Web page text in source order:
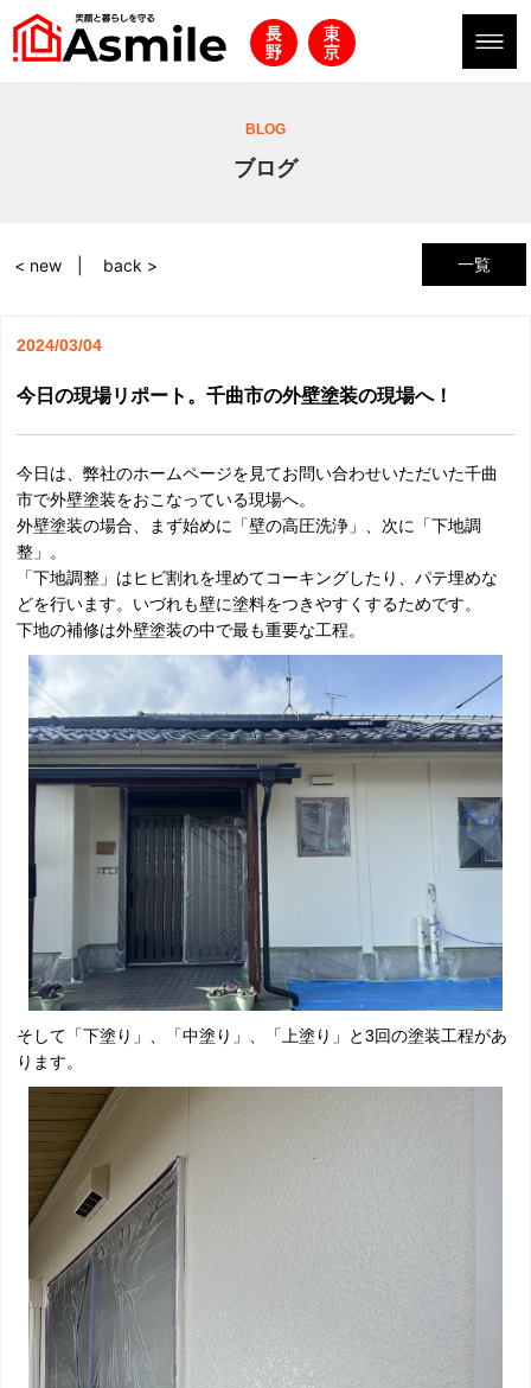
BLOG
ブログ
一覧
< new back >
2024/03/04
今日の現場リポート。千曲市の外壁塗装の現場へ！
今日は、弊社のホームページを見てお問い合わせいただいた千曲
市で外壁塗装をおこなっている現場へ。
外壁塗装の場合、まず始めに「壁の高圧洗浄」、次に「下地調
整」。
「下地調整」はヒビ割れを埋めてコーキングしたり、パテ埋めな
どを行います。いづれも壁に塗料をつきやすくするためです。
下地の補修は外壁塗装の中で最も重要な工程。
そして「下塗り」、「中塗り」、「上塗り」と3回の塗装工程があ
ります。